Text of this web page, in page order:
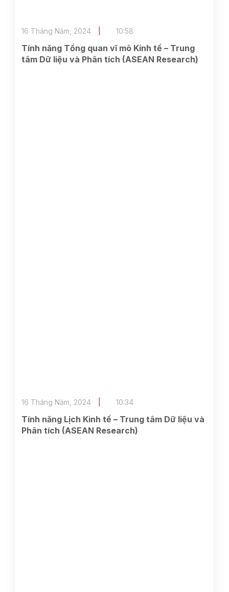
Tính năng Tổng quan vĩ mô Kinh tế – Trung
tâm Dữ liệu và Phân tích (ASEAN Research)
16 Tháng Năm, 2024 10:58
Tính năng Lịch Kinh tế – Trung tâm Dữ liệu và
Phân tích (ASEAN Research)
16 Tháng Năm, 2024 10:34